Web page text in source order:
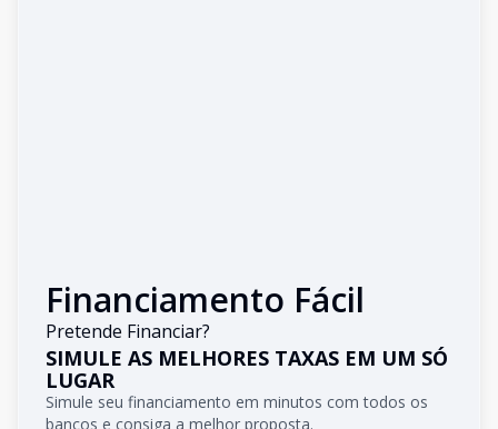
Financiamento Fácil
Pretende Financiar?
SIMULE AS MELHORES TAXAS EM UM SÓ
LUGAR
Simule seu financiamento em minutos com todos os
bancos e consiga a melhor proposta.